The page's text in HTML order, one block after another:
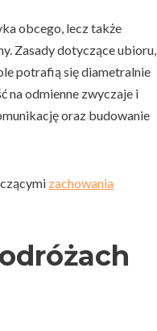
obcego, lecz także
Zasady dotyczące ubioru,
potrafią się diametralnie
na odmienne zwyczaje i
oraz budowanie
zachowania